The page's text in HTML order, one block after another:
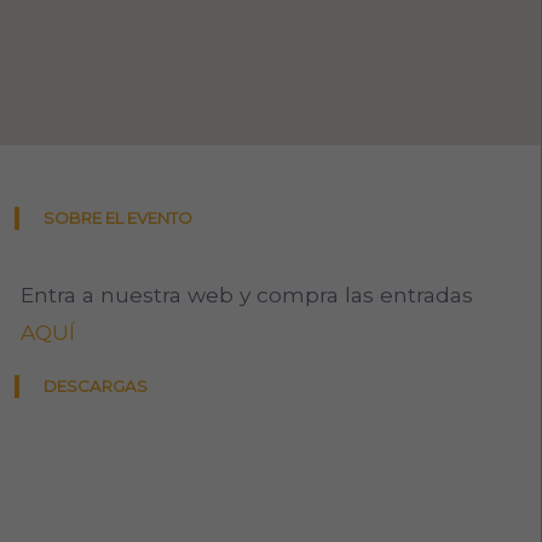
SOBRE EL EVENTO
Entra a nuestra web y compra las entradas
AQUÍ
DESCARGAS